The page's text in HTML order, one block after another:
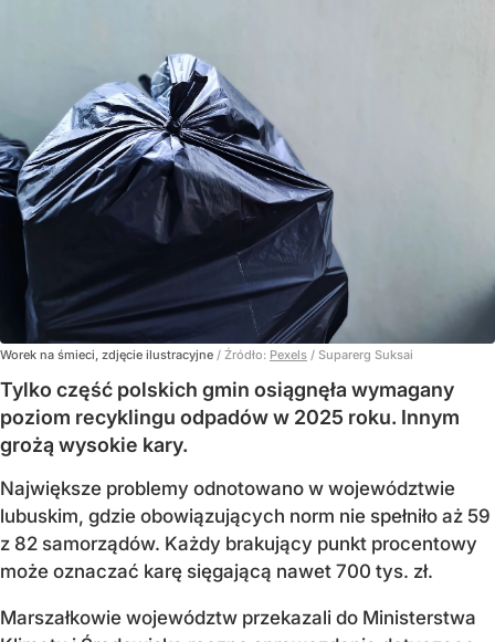
Worek na śmieci, zdjęcie ilustracyjne / Źródło: Pexels / Suparerg Suksai
Tylko część polskich gmin osiągnęła wymagany
poziom recyklingu odpadów w 2025 roku. Innym
grożą wysokie kary.
Największe problemy odnotowano w województwie
lubuskim, gdzie obowiązujących norm nie spełniło aż 59
z 82 samorządów. Każdy brakujący punkt procentowy
może oznaczać karę sięgającą nawet 700 tys. zł.
Marszałkowie województw przekazali do Ministerstwa